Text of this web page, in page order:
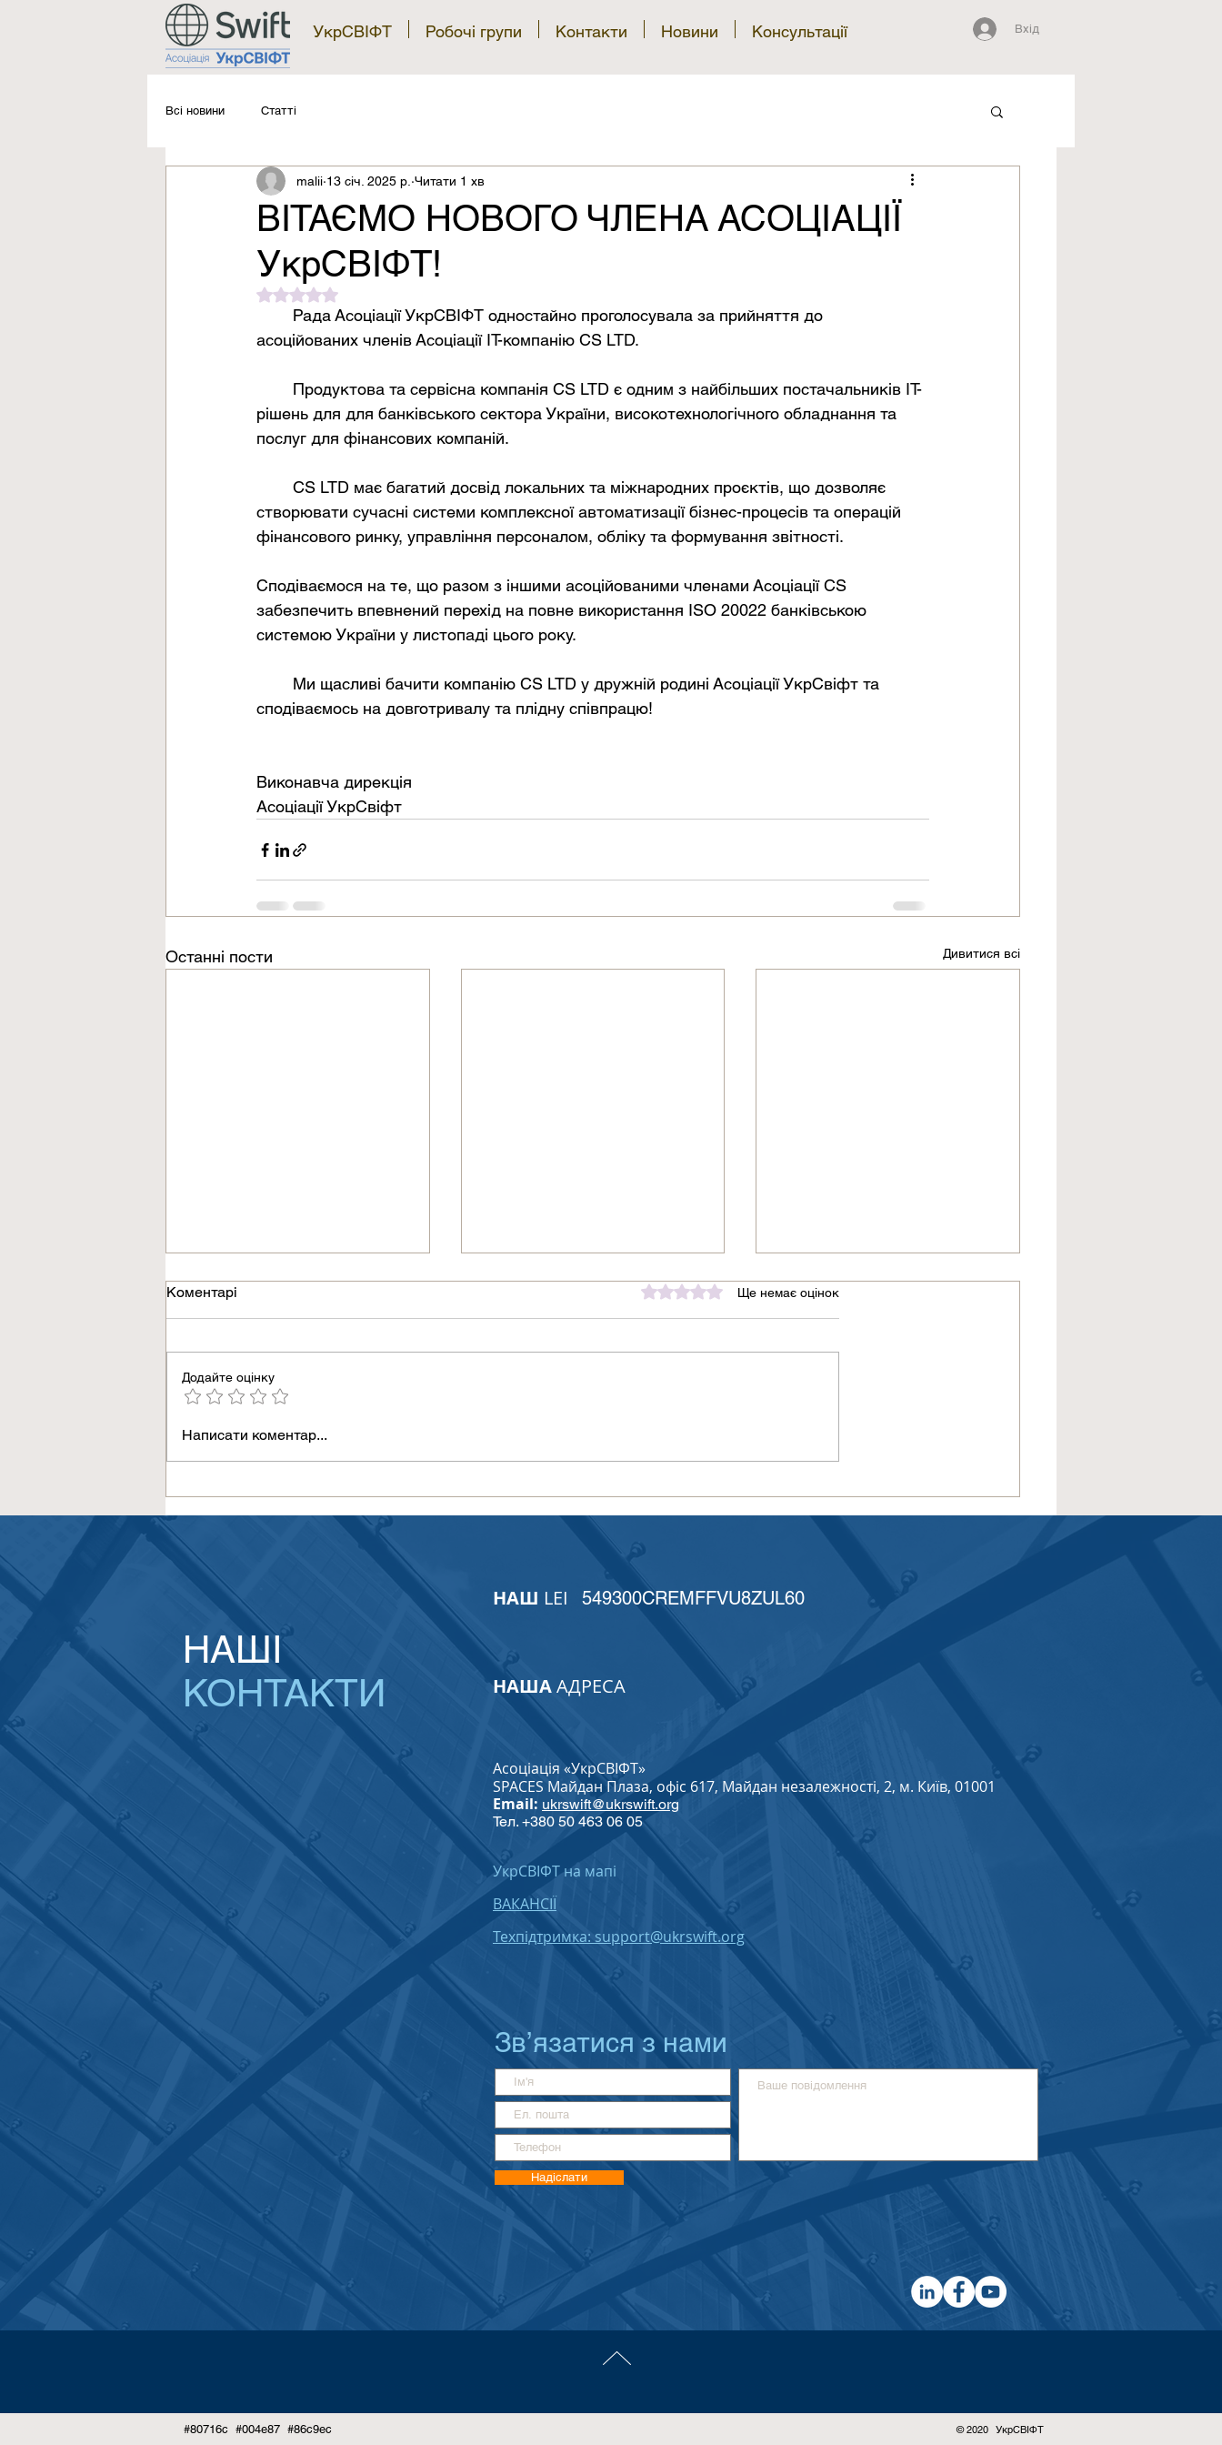
УкрСВІФТ Робочі групи Контакти Новини Консультації Вхід
Всі новини Статті
ВІТАЄМО НОВОГО ЧЛЕНА АСОЦІАЦІЇ
УкрСВІФТ!
malii 13 січ. 2025 р. Читати 1 хв
Оцінка: NaN з 5 зірок.
асоційованих членів Асоціації ІТ-компанію CS LTD.
рішень для для банківського сектора України, високотехнологічного обладнання та
послуг для фінансових компаній.
створювати сучасні системи комплексної автоматизації бізнес-процесів та операцій
фінансового ринку, управління персоналом, обліку та формування звітності.
Сподіваємося на те, що разом з іншими асоційованими членами Асоціації CS
забезпечить впевнений перехід на повне використання ISO 20022 банківською
системою України у листопаді цього року.
сподіваємось на довготривалу та плідну співпрацю!
Виконавча дирекція
Асоціації УкрСвіфт
Останні пости Дивитися всі
Україна взяла участь у
Коментарі Оцінка: 0 з 5 зірок.Ще немає оцінок
Додайте оцінку
Написати коментар...
НАШІ
КОНТАКТИ
НАШ LEI 549300CREMFFVU8ZUL60
НАШААДРЕСА
Асоціація «УкрСВІФТ»
SPACES Майдан Плаза, офіс 617, Майдан незалежності, 2, м. Київ, 01001
Email: ukrswift@ukrswift.org
Тел. +380 50 463 06 05
УкрСВІФТ на мапі
ВАКАНСІЇ
Техпідтримка: support@ukrswift.org
Зв’язатися з нами
Надіслати
#80716c #004e87 #86c9ec © 2020 УкрСВІФТ